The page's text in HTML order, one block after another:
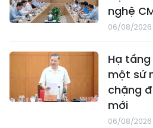
nghệ
06/08/2026
Hạ
một sứ
chặng
mới
06/08/2026